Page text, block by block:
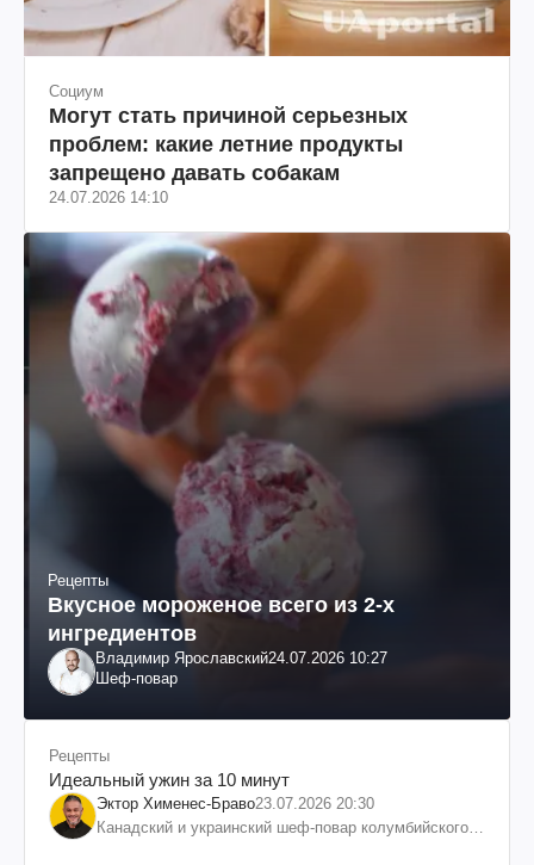
Социум
Могут стать причиной серьезных
проблем: какие летние продукты
запрещено давать собакам
24.07.2026 14:10
Рецепты
Вкусное мороженое всего из 2-х
ингредиентов
Владимир Ярославский24.07.2026 10:27
Шеф-повар
Рецепты
Идеальный ужин за 10 минут
Эктор Хименес-Браво23.07.2026 20:30
Канадский и украинский шеф-повар колумбийского